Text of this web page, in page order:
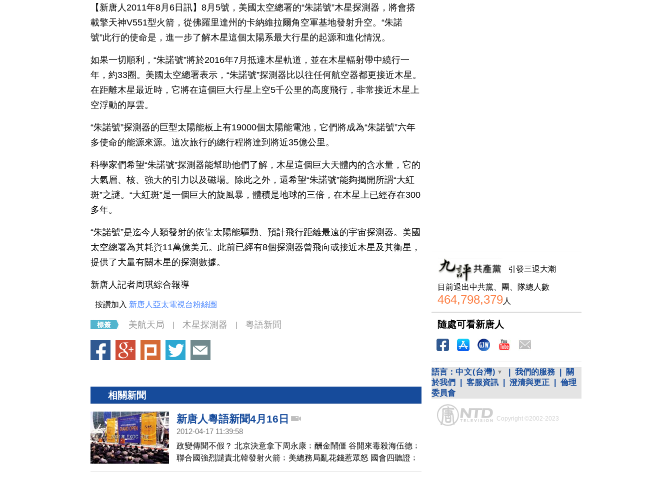
【新唐人2011年8月6日訊】8月5號，美國太空總署的“朱諾號”木星探測器，將會搭
載擎天神V551型火箭，從佛羅里達州的卡納維拉爾角空軍基地發射升空。“朱諾
號”此行的使命是，進一步了解木星這個太陽系最大行星的起源和進化情況。
如果一切順利，“朱諾號”將於2016年7月抵達木星軌道，並在木星輻射帶中繞行一
年，約33圈。美國太空總署表示，“朱諾號”探測器比以往任何航空器都更接近木星。
在距離木星最近時，它將在這個巨大行星上空5千公里的高度飛行，非常接近木星上
空浮動的厚雲。
“朱諾號”探測器的巨型太陽能板上有19000個太陽能電池，它們將成為“朱諾號”六年
多使命的能源來源。這次旅行的總行程將達到將近35億公里。
科學家們希望“朱諾號”探測器能幫助他們了解，木星這個巨大天體內的含水量，它的
大氣層、核、強大的引力以及磁場。除此之外，還希望“朱諾號”能夠揭開所謂“大紅
斑”之謎。“大紅斑”是一個巨大的旋風暴，體積是地球的三倍，在木星上已經存在300
多年。
“朱諾號”是迄今人類發射的依靠太陽能驅動、預計飛行距離最遠的宇宙探測器。美國
太空總署為其耗資11萬億美元。此前已經有8個探測器曾飛向或接近木星及其衛星，
提供了大量有關木星的探測數據。
新唐人記者周琪綜合報導
按讚加入 新唐人亞太電視台粉絲團
美航天局 木星探測器 粵語新聞
相關新聞
新唐人粵語新聞4月16日
2012-04-17 11:39:58
政變傳聞不假？ 北京決意拿下周永康﹔酬金鬧僵 谷開來毒殺海伍德﹔
聯合國強烈譴責北韓發射火箭﹔美總務局亂花錢惹眾怒 國會四聽證﹔
時尚雜誌老闆：用善良對待邪惡
引發三退大潮
目前退出中共黨、團、隊總人數
464,798,379人
隨處可看新唐人
語言： 中文(台灣) 我們的服務
關
於我們
客服資訊 澄清與更正
倫理
委員會
Copyright ©2002-2023